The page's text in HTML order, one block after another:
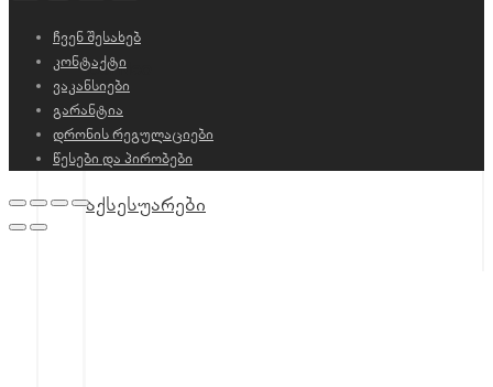
DJI Neo
აქსესუარები
ჩვენ შესახებ
კონტაქტი
ვაკანსიები
გარანტია
დრონის რეგულაციები
წესები და პირობები